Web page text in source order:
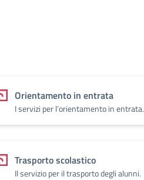
Orientamento in entrata
I servizi per l’orientamento in entrata.
Trasporto scolastico
Il servizio per il trasporto degli alunni.